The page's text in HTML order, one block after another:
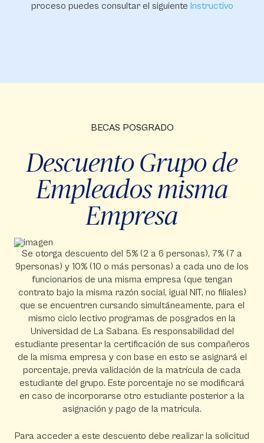
proceso puedes consultar el siguiente Instructivo
BECAS POSGRADO
Descuento Grupo de
Empleados misma
Empresa
Se otorga descuento del 5% (2 a 6 personas), 7% (7 a
9personas) y 10% (10 o más personas) a cada uno de los
funcionarios de una misma empresa (que tengan
contrato bajo la misma razón social, igual NIT, no filiales)
que se encuentren cursando simultáneamente, para el
mismo ciclo lectivo programas de posgrados en la
Universidad de La Sabana. Es responsabilidad del
estudiante presentar la certificación de sus compañeros
de la misma empresa y con base en esto se asignará el
porcentaje, previa validación de la matrícula de cada
estudiante del grupo. Este porcentaje no se modificará
en caso de incorporarse otro estudiante posterior a la
asignación y pago de la matricula.
Para acceder a este descuento debe realizar la solicitud